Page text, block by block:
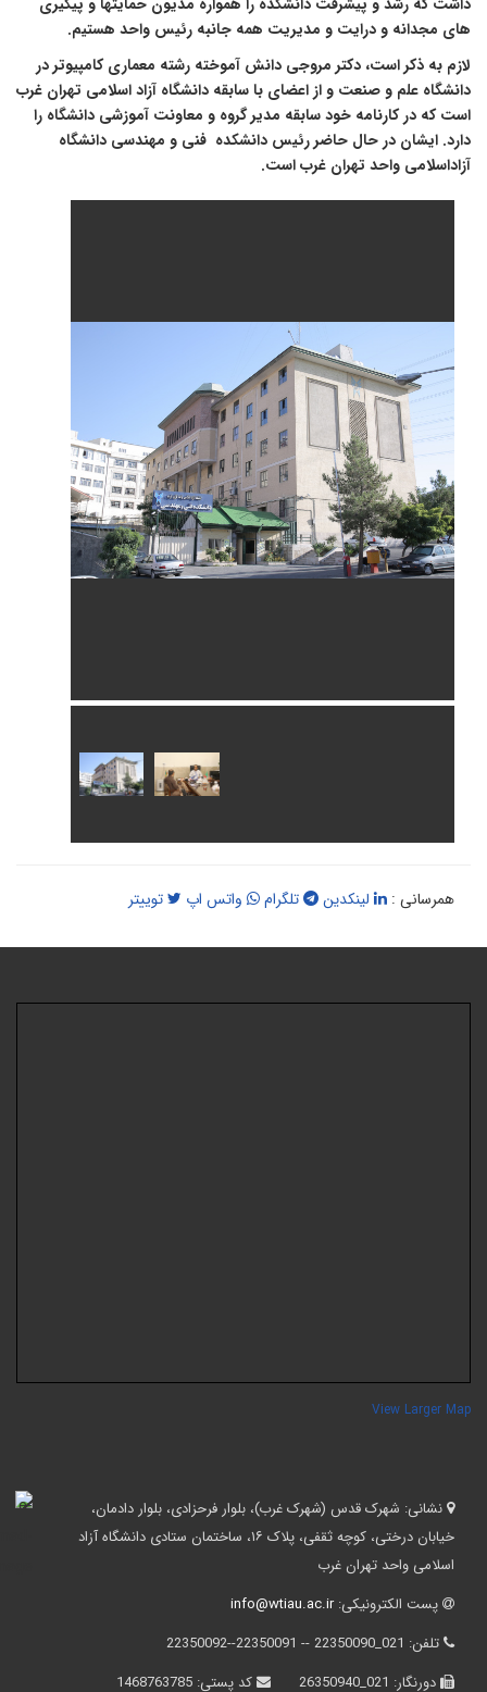
مجدانه و درایت و مدیریت همه جانبه رئیس واحد هستیم.
به ذکر است،دکتر مروجی دانش آموخته رشته معماری کامپیوتر در
علم و صنعتو از اعضای با سابقه دانشگاه آزاد اسلامی تهران غرب
که در کارنامه خود سابقه مدیر گروه و معاونت آموزشی دانشگاه را
ایشان در حال حاضر رئیس دانشکدهفنی و مهندسی دانشگاه
واحد تهران غرب است.
همرسانی : لینکدین تلگرام واتس اپ توییتر
View Larger
نشانی:شهرک قدس (شهرک غرب)، بلوار فرحزادی، بلوار دادمان،
خیابان درختی، کوچه ثقفی، پلاک ۱۶، ساختمان ستادی دانشگاه آزاد
اسلامی واحد تهران غرب
پست الکترونیکی:info@wtiau.ac.ir
تلفن:021_22350090 -- 22350091--22350092
دورنگار:021_26350940 کد پستی:1468763785